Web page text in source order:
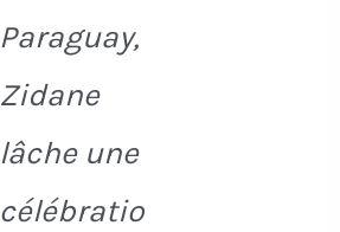
Paraguay,
Zidane
lâche une
célébratio